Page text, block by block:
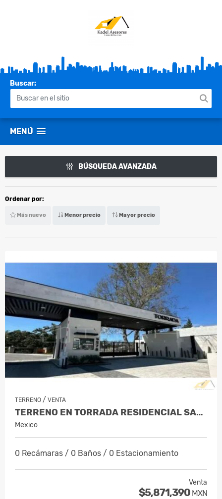
Buscar:
MENÚ
BÚSQUEDA AVANZADA
Ordenar por:
Más nuevo Menor precio Mayor precio
TERRENO / VENTA
TERRENO EN TORRADA RESIDENCIAL SALTILLO
Mexico
0 Recámaras / 0 Baños / 0 Estacionamiento
Venta
$5,871,390 MXN